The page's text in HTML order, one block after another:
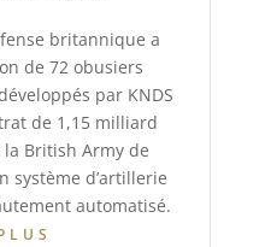
britannique a
de 72 obusiers
par KNDS
de 1,15 milliard
la British Army de
système d’artillerie
automatisé.